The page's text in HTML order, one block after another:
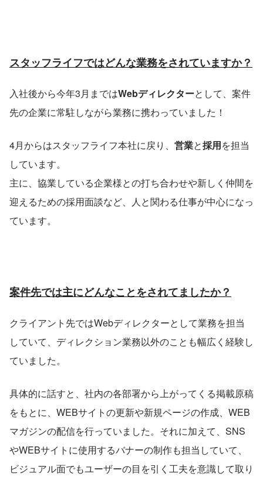
スタッフライフではどんな業務をされていますか？
入社後から今年3月まではWebディレクターとして、案件
先の企業に常駐しながら業務に携わっていました！
4月からはスタッフライフ本社に戻り、 営業と採用を担当
しています。
主に、協業している企業様との打ち合わせや新しく仲間を
迎えるための採用面談など、人と関わる仕事が中心になっ
ています。
案件先では主にどんなことをされてましたか？
クライアント先ではWebディレクターとして業務を担当
していて、ディレクション業務以外のことも幅広く経験し
ていました。
具体的に話すと、社内の各部署から上がってくる掲載原稿
をもとに、WEBサイトの更新や新規ページの作成、WEB
マガジンの配信を行っていました。それに加えて、SNS
やWEBサイトに使用するバナーの制作も担当していて、
ビジュアル面でもユーザーの目を引く工夫を意識して取り